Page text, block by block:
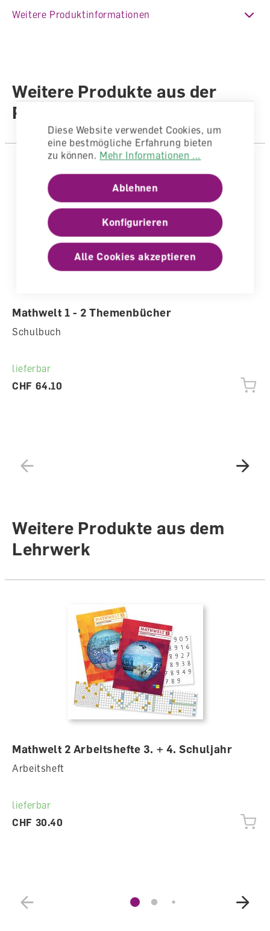
Fachbereich
Mathematik
Autoren /
Illustratoren
Anzahl Seiten
280
Einband
Gebunden
Weitere Produktinformationen
Weitere Produkte aus der
Reihe
Mathwelt 1 - 2 Themenbücher
Schulbuch
lieferbar
CHF 64.10
Weitere Produkte aus dem
Lehrwerk
Mathwelt 2 Arbeitshefte 3. + 4. Schuljahr
Arbeitsheft
lieferbar
CHF 30.40
Diese Website verwendet Cookies, um
eine bestmögliche Erfahrung bieten
zu können. Mehr Informationen ...
Ablehnen
Konfigurieren
Alle Cookies akzeptieren